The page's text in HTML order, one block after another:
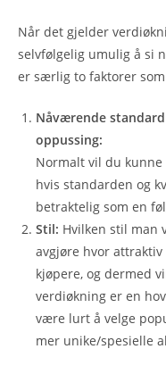
Når det gjelder
selvfølgelig umulig å si
er særlig to faktorer
Nåværende
oppussing:
Normalt vil du
hvis standarden og
betraktelig som en
Stil: Hvilken stil man
avgjøre hvor
kjøpere, og dermed
verdiøkning er en
være lurt å velge
mer unike/spesielle